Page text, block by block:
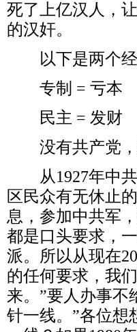
死了上亿汉人，
的汉奸。
以下是两个
专制 = 亏本
民主 = 发财
没有共产党
从1927年中
区民众有无休止
息，参加中共军
都是口头要求，
派。所以从现在
的任何要求，我
来。 ”要人办事不
针一线。 ”各位想